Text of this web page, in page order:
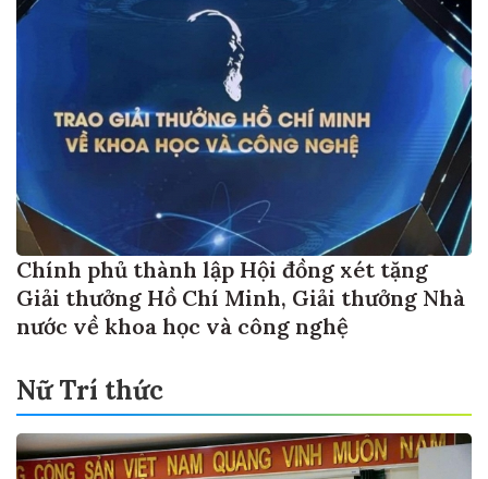
Chính phủ thành lập Hội đồng xét tặng
Giải thưởng Hồ Chí Minh, Giải thưởng Nhà
nước về khoa học và công nghệ
Nữ Trí thức